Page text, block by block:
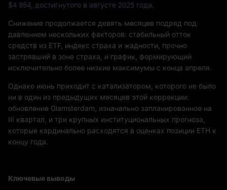
$4 954, достигнутого в августе 2025 года.
Снижение продолжается девять месяцев подряд под
давлением нескольких факторов: стабильный отток
средств из ETF, индекс страха и жадности, прочно
застрявший в зоне страха, и график, формирующий
исключительно более низкие максимумы с конца апреля.
Однако июнь приходит с катализатором, которого не было
ни в один из предыдущих месяцев этой коррекции:
обновление Glamsterdam, изначально запланированное на
III квартал, и три крупных институциональных прогноза,
которые кардинально расходятся в оценках позиции ETH к
концу года.
Ключевые выводы